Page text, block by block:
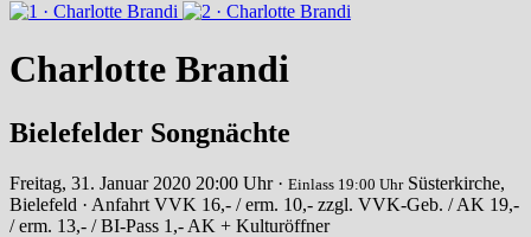
Charlotte Brandi
Bielefelder Songnächte
Freitag, 31. Januar 2020 20:00 Uhr · Einlass 19:00 Uhr Süsterkirche,
Bielefeld · Anfahrt VVK 16,- / erm. 10,- zzgl. VVK-Geb. / AK 19,-
/ erm. 13,- / BI-Pass 1,- AK + Kulturöffner